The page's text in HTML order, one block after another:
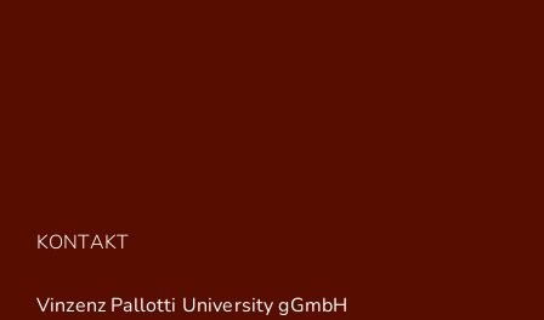
KONTAKT
Vinzenz Pallotti University gGmbH